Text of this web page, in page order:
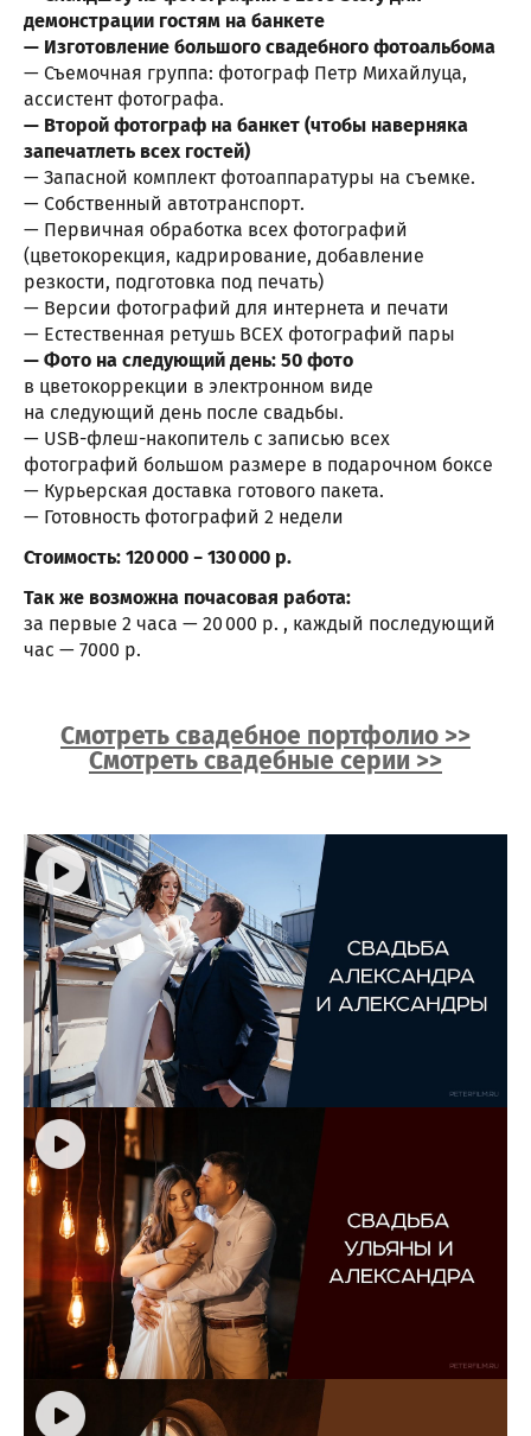
демонстрации гостям на банкете
— Изготовление большого свадебного фотоальбома
— Съемочная группа: фотограф Петр Михайлуца,
ассистент фотографа.
— Второй фотограф на банкет (чтобы наверняка
запечатлеть всех гостей)
— Запасной комплект фотоаппаратуры на съемке.
— Собственный автотранспорт.
— Первичная обработка всех фотографий
(цветокорекция, кадрирование, добавление
резкости, подготовка под печать)
— Версии фотографий для интернета и печати
— Естественная ретушь ВСЕХ фотографий пары
— Фото на следующий день: 50 фото
в цветокоррекции в электронном виде
на следующий день после свадьбы.
— USB-флеш-накопитель с записью всех
фотографий большом размере в подарочном боксе
— Курьерская доставка готового пакета.
— Готовность фотографий 2 недели
Стоимость: 120 000 − 130 000 р.
Так же возможна почасовая работа:
за первые 2 часа — 20 000 р. , каждый последующий
час — 7000 р.
Смотреть свадебное портфолио >>
Смотреть свадебные серии >>